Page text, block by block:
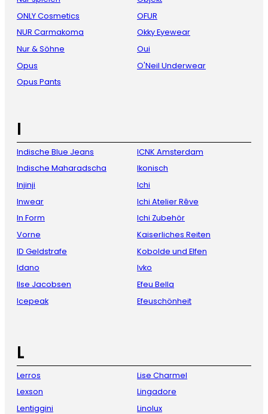
ONLY Cosmetics
NUR Carmakoma
Nur & Söhne
Opus
Opus Pants
OFUR
Okky Eyewear
Oui
O'Neil Underwear
I
Indische Blue Jeans
Indische Maharadscha
Injinji
Inwear
In Form
Vorne
ID Geldstrafe
Idano
Ilse Jacobsen
Icepeak
ICNK Amsterdam
Ikonisch
Ichi
Ichi Atelier Rêve
Ichi Zubehör
Kaiserliches Reiten
Kobolde und Elfen
Ivko
Efeu Bella
Efeuschönheit
L
Lerros
Lexson
Lentiggini
Lise Charmel
Lingadore
Linolux